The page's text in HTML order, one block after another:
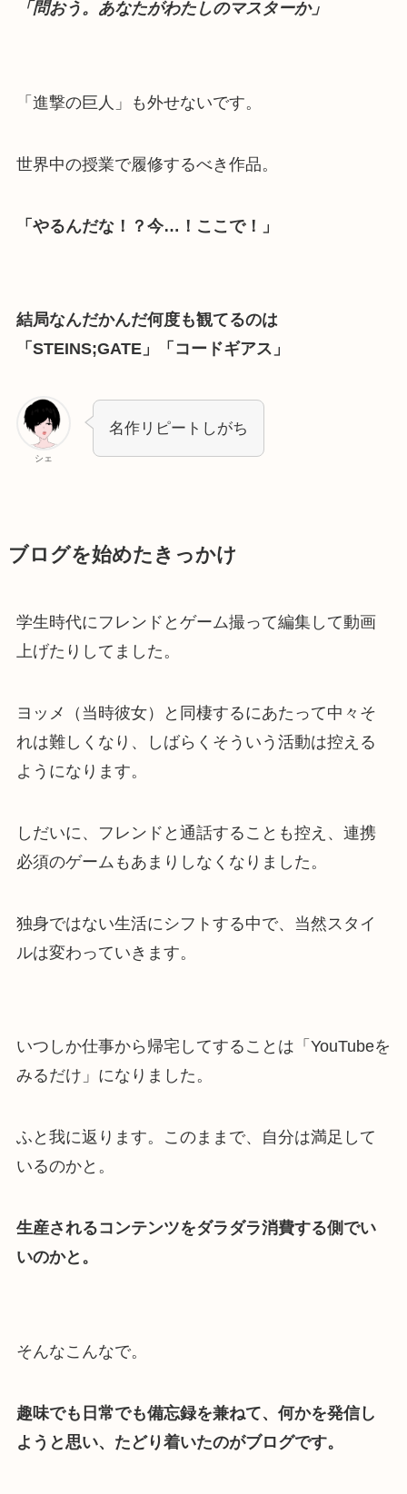
「問おう。あなたがわたしのマスターか」
「進撃の巨人」も外せないです。
世界中の授業で履修するべき作品。
「やるんだな！？今…！ここで！」
結局なんだかんだ何度も観てるのは
「STEINS;GATE」「コードギアス」
シェ
名作リピートしがち
ブログを始めたきっかけ
学生時代にフレンドとゲーム撮って編集して動画
上げたりしてました。
ヨッメ（当時彼女）と同棲するにあたって中々そ
れは難しくなり、しばらくそういう活動は控える
ようになります。
しだいに、フレンドと通話することも控え、連携
必須のゲームもあまりしなくなりました。
独身ではない生活にシフトする中で、当然スタイ
ルは変わっていきます。
いつしか仕事から帰宅してすることは「YouTubeを
みるだけ」になりました。
ふと我に返ります。このままで、自分は満足して
いるのかと。
生産されるコンテンツをダラダラ消費する側でい
いのかと。
そんなこんなで。
趣味でも日常でも備忘録を兼ねて、何かを発信し
ようと思い、たどり着いたのがブログです。